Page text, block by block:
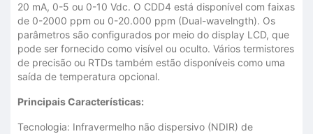
20 mA, 0-5 ou 0-10 Vdc. O CDD4 está disponível com faixas
de 0-2000 ppm ou 0-20.000 ppm (Dual-wavelngth). Os
parâmetros são configurados por meio do display LCD, que
pode ser fornecido como visível ou oculto. Vários termistores
de precisão ou RTDs também estão disponíveis como uma
saída de temperatura opcional.
Principais Características:
Tecnologia: Infravermelho não dispersivo (NDIR) de